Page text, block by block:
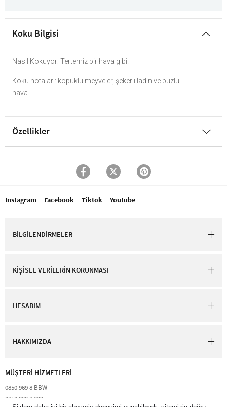
Koku Bilgisi
Nasıl Kokuyor: Tertemiz bir hava gibi.
Koku notaları: köpüklü meyveler, şekerli ladin ve buzlu
hava.
Özellikler
Instagram Facebook Tiktok Youtube
BİLGİLENDİRMELER
KİŞİSEL VERİLERİN KORUNMASI
HESABIM
HAKKIMIZDA
MÜŞTERİ HİZMETLERİ​
0850 969 8 BBW​
0850 969 8 229​​